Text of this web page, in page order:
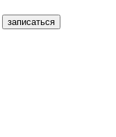
записаться